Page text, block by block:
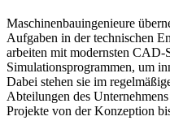
Maschinenbauingenieure
Aufgaben in der technischen
arbeiten mit modernsten CAD-
Simulationsprogrammen, um
Dabei stehen sie im
Abteilungen des
Projekte von der Konzeption